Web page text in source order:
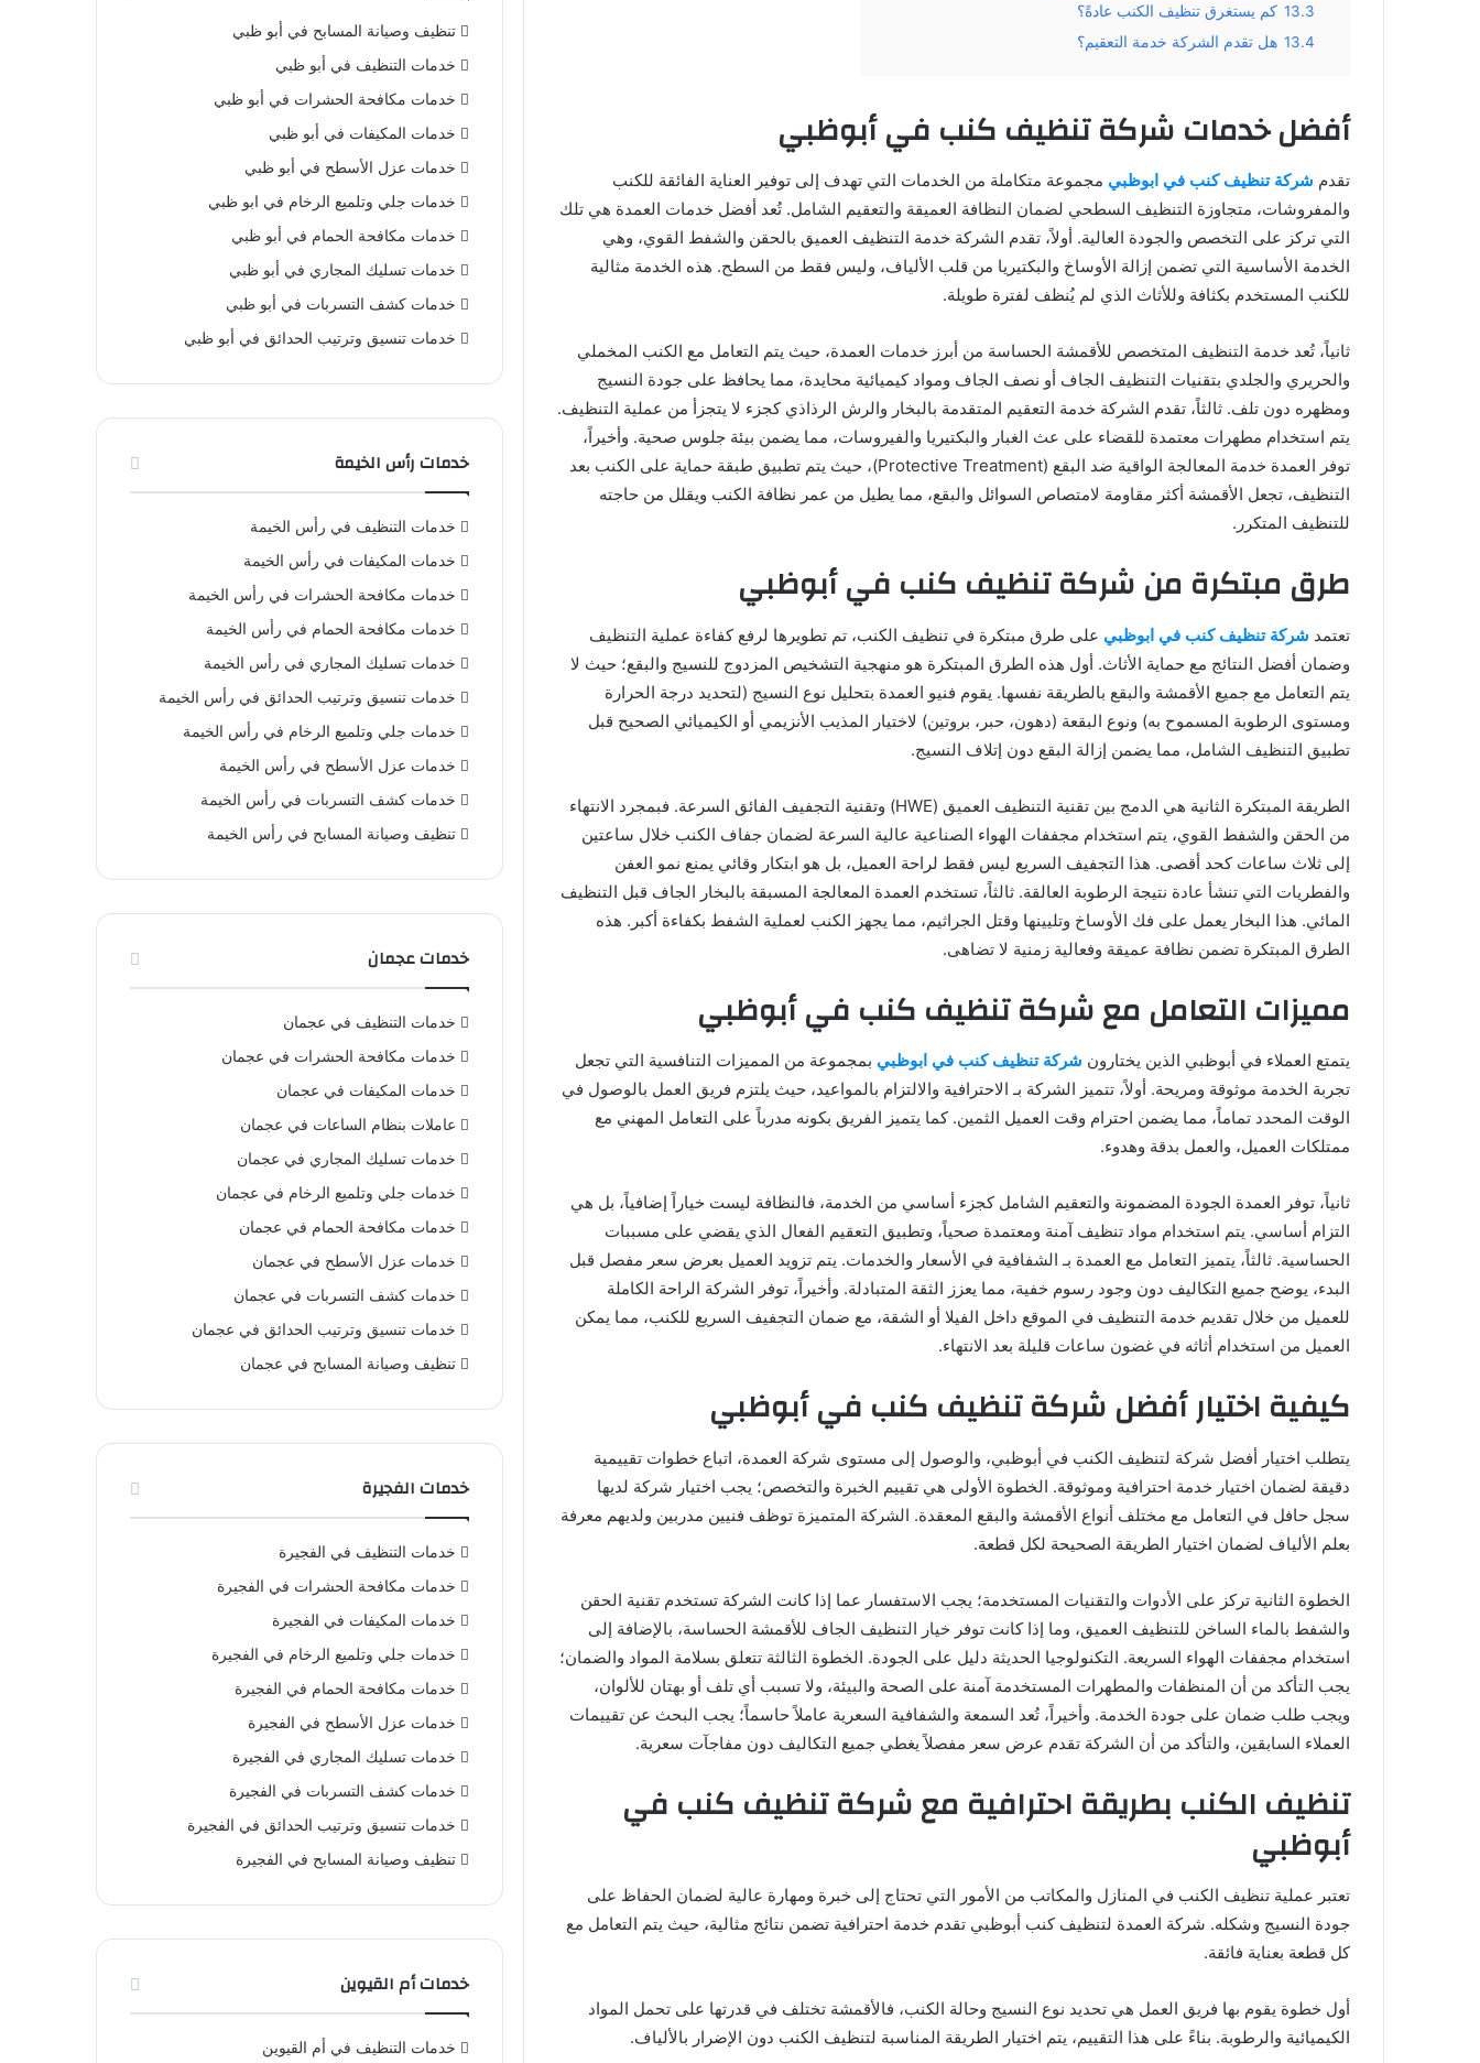
13.3 كم يستغرق تنظيف الكنب عادةً؟
13.4 هل تقدم الشركة خدمة التعقيم؟
أفضل خدمات شركة تنظيف كنب في أبوظبي
تقدم شركة تنظيف كنب في ابوظبي مجموعة متكاملة من الخدمات التي تهدف إلى توفير العناية الفائقة للكنب
والمفروشات، متجاوزة التنظيف السطحي لضمان النظافة العميقة والتعقيم الشامل. تُعد أفضل خدمات العمدة هي تلك
التي تركز على التخصص والجودة العالية. أولاً، تقدم الشركة خدمة التنظيف العميق بالحقن والشفط القوي، وهي
الخدمة الأساسية التي تضمن إزالة الأوساخ والبكتيريا من قلب الألياف، وليس فقط من السطح. هذه الخدمة مثالية
للكنب المستخدم بكثافة وللأثاث الذي لم يُنظف لفترة طويلة.
ثانياً، تُعد خدمة التنظيف المتخصص للأقمشة الحساسة من أبرز خدمات العمدة، حيث يتم التعامل مع الكنب المخملي
والحريري والجلدي بتقنيات التنظيف الجاف أو نصف الجاف ومواد كيميائية محايدة، مما يحافظ على جودة النسيج
ومظهره دون تلف. ثالثاً، تقدم الشركة خدمة التعقيم المتقدمة بالبخار والرش الرذاذي كجزء لا يتجزأ من عملية التنظيف.
يتم استخدام مطهرات معتمدة للقضاء على عث الغبار والبكتيريا والفيروسات، مما يضمن بيئة جلوس صحية. وأخيراً،
توفر العمدة خدمة المعالجة الواقية ضد البقع (Protective Treatment)، حيث يتم تطبيق طبقة حماية على الكنب بعد
التنظيف، تجعل الأقمشة أكثر مقاومة لامتصاص السوائل والبقع، مما يطيل من عمر نظافة الكنب ويقلل من حاجته
للتنظيف المتكرر.
طرق مبتكرة من شركة تنظيف كنب في أبوظبي
تعتمد شركة تنظيف كنب في ابوظبي على طرق مبتكرة في تنظيف الكنب، تم تطويرها لرفع كفاءة عملية التنظيف
وضمان أفضل النتائج مع حماية الأثاث. أول هذه الطرق المبتكرة هو منهجية التشخيص المزدوج للنسيج والبقع؛ حيث لا
يتم التعامل مع جميع الأقمشة والبقع بالطريقة نفسها. يقوم فنيو العمدة بتحليل نوع النسيج (لتحديد درجة الحرارة
ومستوى الرطوبة المسموح به) ونوع البقعة (دهون، حبر، بروتين) لاختيار المذيب الأنزيمي أو الكيميائي الصحيح قبل
تطبيق التنظيف الشامل، مما يضمن إزالة البقع دون إتلاف النسيج.
الطريقة المبتكرة الثانية هي الدمج بين تقنية التنظيف العميق (HWE) وتقنية التجفيف الفائق السرعة. فبمجرد الانتهاء
من الحقن والشفط القوي، يتم استخدام مجففات الهواء الصناعية عالية السرعة لضمان جفاف الكنب خلال ساعتين
إلى ثلاث ساعات كحد أقصى. هذا التجفيف السريع ليس فقط لراحة العميل، بل هو ابتكار وقائي يمنع نمو العفن
والفطريات التي تنشأ عادة نتيجة الرطوبة العالقة. ثالثاً، تستخدم العمدة المعالجة المسبقة بالبخار الجاف قبل التنظيف
المائي. هذا البخار يعمل على فك الأوساخ وتليينها وقتل الجراثيم، مما يجهز الكنب لعملية الشفط بكفاءة أكبر. هذه
الطرق المبتكرة تضمن نظافة عميقة وفعالية زمنية لا تضاهى.
مميزات التعامل مع شركة تنظيف كنب في أبوظبي
يتمتع العملاء في أبوظبي الذين يختارون شركة تنظيف كنب في ابوظبي بمجموعة من المميزات التنافسية التي تجعل
تجربة الخدمة موثوقة ومريحة. أولاً، تتميز الشركة بـ الاحترافية والالتزام بالمواعيد، حيث يلتزم فريق العمل بالوصول في
الوقت المحدد تماماً، مما يضمن احترام وقت العميل الثمين. كما يتميز الفريق بكونه مدرباً على التعامل المهني مع
ممتلكات العميل، والعمل بدقة وهدوء.
ثانياً، توفر العمدة الجودة المضمونة والتعقيم الشامل كجزء أساسي من الخدمة، فالنظافة ليست خياراً إضافياً، بل هي
التزام أساسي. يتم استخدام مواد تنظيف آمنة ومعتمدة صحياً، وتطبيق التعقيم الفعال الذي يقضي على مسببات
الحساسية. ثالثاً، يتميز التعامل مع العمدة بـ الشفافية في الأسعار والخدمات. يتم تزويد العميل بعرض سعر مفصل قبل
البدء، يوضح جميع التكاليف دون وجود رسوم خفية، مما يعزز الثقة المتبادلة. وأخيراً، توفر الشركة الراحة الكاملة
للعميل من خلال تقديم خدمة التنظيف في الموقع داخل الفيلا أو الشقة، مع ضمان التجفيف السريع للكنب، مما يمكن
العميل من استخدام أثاثه في غضون ساعات قليلة بعد الانتهاء.
كيفية اختيار أفضل شركة تنظيف كنب في أبوظبي
يتطلب اختيار أفضل شركة لتنظيف الكنب في أبوظبي، والوصول إلى مستوى شركة العمدة، اتباع خطوات تقييمية
دقيقة لضمان اختيار خدمة احترافية وموثوقة. الخطوة الأولى هي تقييم الخبرة والتخصص؛ يجب اختيار شركة لديها
سجل حافل في التعامل مع مختلف أنواع الأقمشة والبقع المعقدة. الشركة المتميزة توظف فنيين مدربين ولديهم معرفة
بعلم الألياف لضمان اختيار الطريقة الصحيحة لكل قطعة.
الخطوة الثانية تركز على الأدوات والتقنيات المستخدمة؛ يجب الاستفسار عما إذا كانت الشركة تستخدم تقنية الحقن
والشفط بالماء الساخن للتنظيف العميق، وما إذا كانت توفر خيار التنظيف الجاف للأقمشة الحساسة، بالإضافة إلى
استخدام مجففات الهواء السريعة. التكنولوجيا الحديثة دليل على الجودة. الخطوة الثالثة تتعلق بسلامة المواد والضمان؛
يجب التأكد من أن المنظفات والمطهرات المستخدمة آمنة على الصحة والبيئة، ولا تسبب أي تلف أو بهتان للألوان،
ويجب طلب ضمان على جودة الخدمة. وأخيراً، تُعد السمعة والشفافية السعرية عاملاً حاسماً؛ يجب البحث عن تقييمات
العملاء السابقين، والتأكد من أن الشركة تقدم عرض سعر مفصلاً يغطي جميع التكاليف دون مفاجآت سعرية.
تنظيف الكنب بطريقة احترافية مع شركة تنظيف كنب في
أبوظبي
تعتبر عملية تنظيف الكنب في المنازل والمكاتب من الأمور التي تحتاج إلى خبرة ومهارة عالية لضمان الحفاظ على
جودة النسيج وشكله. شركة العمدة لتنظيف كنب أبوظبي تقدم خدمة احترافية تضمن نتائج مثالية، حيث يتم التعامل مع
كل قطعة بعناية فائقة.
أول خطوة يقوم بها فريق العمل هي تحديد نوع النسيج وحالة الكنب، فالأقمشة تختلف في قدرتها على تحمل المواد
الكيميائية والرطوبة. بناءً على هذا التقييم، يتم اختيار الطريقة المناسبة لتنظيف الكنب دون الإضرار بالألياف.
تنظيف وصيانة المسابح في أبو ظبي
خدمات التنظيف في أبو ظبي
خدمات مكافحة الحشرات في أبو ظبي
خدمات المكيفات في أبو ظبي
خدمات عزل الأسطح في أبو ظبي
خدمات جلي وتلميع الرخام في ابو ظبي
خدمات مكافحة الحمام في أبو ظبي
خدمات تسليك المجاري في أبو ظبي
خدمات كشف التسربات في أبو ظبي
خدمات تنسيق وترتيب الحدائق في أبو ظبي
خدمات رأس الخيمة
خدمات التنظيف في رأس الخيمة
خدمات المكيفات في رأس الخيمة
خدمات مكافحة الحشرات في رأس الخيمة
خدمات مكافحة الحمام في رأس الخيمة
خدمات تسليك المجاري في رأس الخيمة
خدمات تنسيق وترتيب الحدائق في رأس الخيمة
خدمات جلي وتلميع الرخام في رأس الخيمة
خدمات عزل الأسطح في رأس الخيمة
خدمات كشف التسربات في رأس الخيمة
تنظيف وصيانة المسابح في رأس الخيمة
خدمات عجمان
خدمات التنظيف في عجمان
خدمات مكافحة الحشرات في عجمان
خدمات المكيفات في عجمان
عاملات بنظام الساعات في عجمان
خدمات تسليك المجاري في عجمان
خدمات جلي وتلميع الرخام في عجمان
خدمات مكافحة الحمام في عجمان
خدمات عزل الأسطح في عجمان
خدمات كشف التسربات في عجمان
خدمات تنسيق وترتيب الحدائق في عجمان
تنظيف وصيانة المسابح في عجمان
خدمات الفجيرة
خدمات التنظيف في الفجيرة
خدمات مكافحة الحشرات في الفجيرة
خدمات المكيفات في الفجيرة
خدمات جلي وتلميع الرخام في الفجيرة
خدمات مكافحة الحمام في الفجيرة
خدمات عزل الأسطح في الفجيرة
خدمات تسليك المجاري في الفجيرة
خدمات كشف التسربات في الفجيرة
خدمات تنسيق وترتيب الحدائق في الفجيرة
تنظيف وصيانة المسابح في الفجيرة
خدمات أم القيوين
خدمات التنظيف في أم القيوين